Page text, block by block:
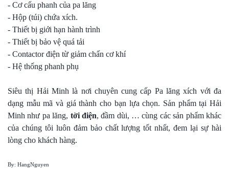
- Cơ cấu phanh của pa lăng
- Hộp (túi) chứa xích.
- Thiết bị giới hạn hành trình
- Thiết bị bảo vệ quá tải
- Contactor điện từ giảm chấn cơ khí
- Hệ thống phanh phụ
Siêu thị Hải Minh là nơi chuyên cung cấp Pa lăng xích với đa
dạng mẫu mã và giá thành cho bạn lựa chọn. Sản phẩm tại Hải
Minh như pa lăng, tời điện, đầm dùi, … cùng các sản phẩm khác
của chúng tôi luôn đảm bảo chất lượng tốt nhất, đem lại sự hài
lòng cho khách hàng.
By: HangNguyen